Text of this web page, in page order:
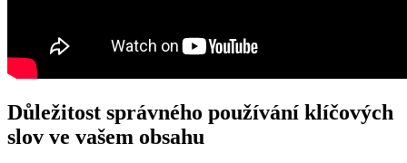
Důležitost správného používání klíčových
slov ve vašem obsahu